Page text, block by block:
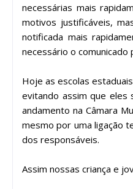
necessárias mais
motivos justificáveis,
notificada mais
necessário o
Hoje as escolas
evitando assim que eles
andamento na Câmara
mesmo por uma ligação
dos responsáveis.
Assim nossas criança e